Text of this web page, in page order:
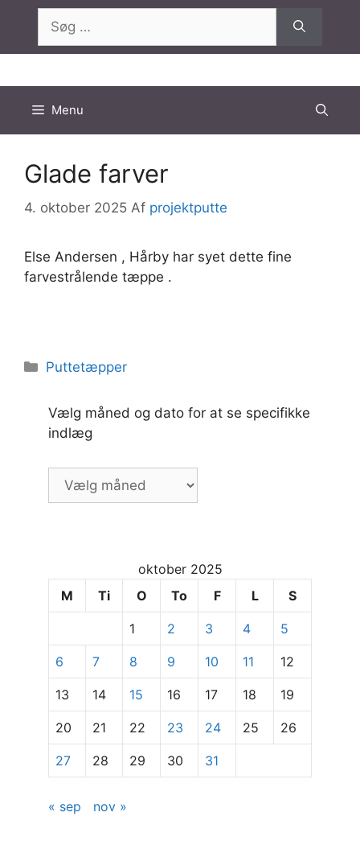
indhold
efter:
Menu
Glade farver
4. oktober 2025 Af projektputte
Else Andersen , Hårby har syet dette fine
farvestrålende tæppe .
Kategorier
Puttetæpper
Vælg måned og dato for at se specifikke
indlæg
Vælg
måned
specifikke
oktober 2025
M
Ti O To F L S
1 2 3 4 5
6 7 8 9 10 11 12
13 14 15 16 17 18 19
20 21 22 23 24 25 26
27 28 29 30 31
« sep nov »